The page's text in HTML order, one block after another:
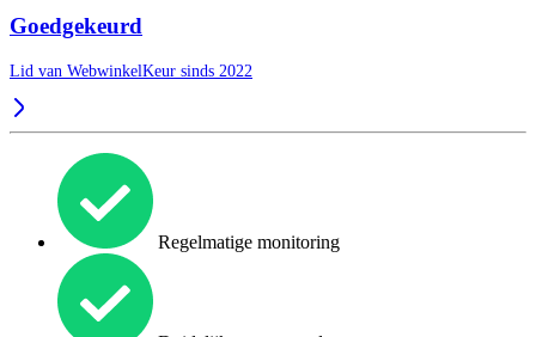
Goedgekeurd
Lid van WebwinkelKeur sinds 2022
Regelmatige monitoring